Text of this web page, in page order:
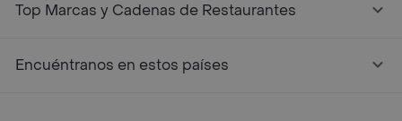
Top Marcas y Cadenas de Restaurantes
Encuéntranos en estos países